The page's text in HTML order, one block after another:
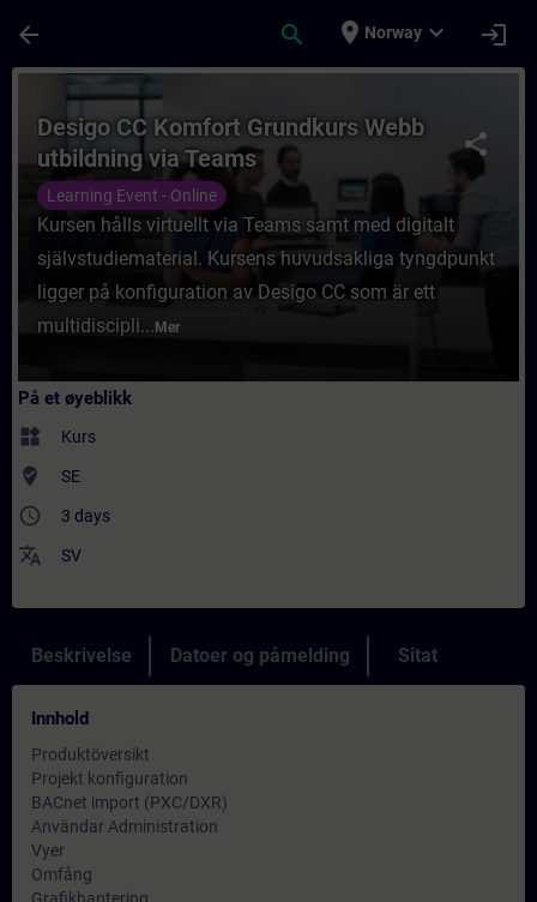
arrow_back search place Norway expand_more login
Kurs - Desigo CC Komfort Grundkurs
share
Desigo CC Komfort Grundkurs Webb
utbildning via Teams
Learning Event - Online
Kursen hålls virtuellt via Teams samt med digitalt
självstudiematerial. Kursens huvudsakliga tyngdpunkt
ligger på konfiguration av Desigo CC som är ett
multidiscipli... Mer
På et øyeblikk
widgets Kurs
where_to_vote SE
access_time 3 days
translate SV
Beskrivelse Datoer og påmelding Sitat
Innhold
Produktöversikt
Projekt konfiguration
BACnet import (PXC/DXR)
Användar Administration
Vyer
Omfång